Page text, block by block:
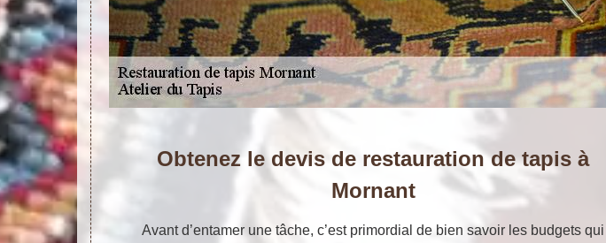
Obtenez le devis de restauration de tapis à
Mornant
Avant d’entamer une tâche, c’est primordial de bien savoir les budgets qui